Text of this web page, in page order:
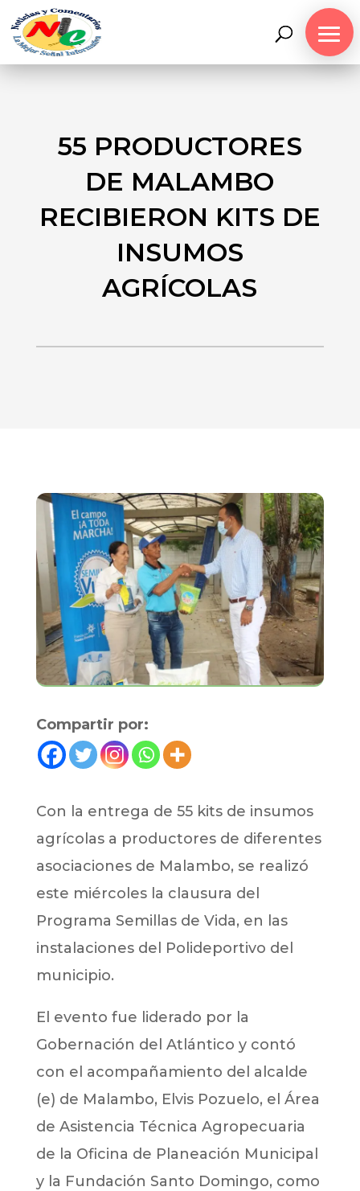
55 PRODUCTORES
DE MALAMBO
RECIBIERON KITS DE
INSUMOS
AGRÍCOLAS
Compartir por:
Con la entrega de 55 kits de insumos
agrícolas a productores de diferentes
asociaciones de Malambo, se realizó
este miércoles la clausura del
Programa Semillas de Vida, en las
instalaciones del Polideportivo del
municipio.
El evento fue liderado por la
Gobernación del Atlántico y contó
con el acompañamiento del alcalde
(e) de Malambo, Elvis Pozuelo, el Área
de Asistencia Técnica Agropecuaria
de la Oficina de Planeación Municipal
y la Fundación Santo Domingo, como